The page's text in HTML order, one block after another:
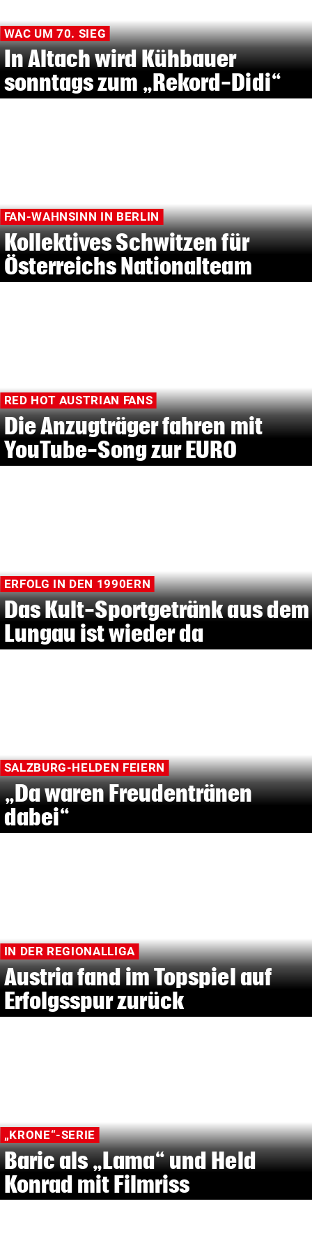
WAC UM 70. SIEG
In Altach wird Kühbauer
sonntags zum „Rekord-Didi“
FAN-WAHNSINN IN BERLIN
Kollektives Schwitzen für
Österreichs Nationalteam
RED HOT AUSTRIAN FANS
Die Anzugträger fahren mit
YouTube-Song zur EURO
ERFOLG IN DEN 1990ERN
Das Kult-Sportgetränk aus dem
Lungau ist wieder da
SALZBURG-HELDEN FEIERN
„Da waren Freudentränen
dabei“
IN DER REGIONALLIGA
Austria fand im Topspiel auf
Erfolgsspur zurück
„KRONE“-SERIE
Baric als „Lama“ und Held
Konrad mit Filmriss